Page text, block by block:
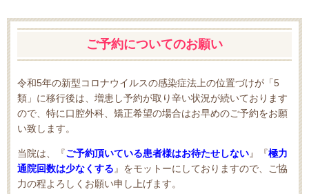
ご予約についてのお願い
令和5年の新型コロナウイルスの感染症法上の位置づけが「5
類」に移行後は、増患し予約が取り辛い状況が続いております
ので、特に口腔外科、矯正希望の場合はお早めのご予約をお願
い致します。
当院は、『ご予約頂いている患者様はお待たせしない』『極力
通院回数は少なくする 』をモットーにしておりますので、ご協
力の程よろしくお願い申し上げます。